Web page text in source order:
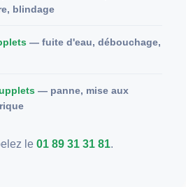
blindage
— fuite d'eau, débouchage,
— panne, mise aux
le 01 89 31 31 81.